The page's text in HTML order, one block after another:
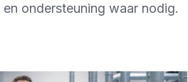
ondersteuning waar nodig.